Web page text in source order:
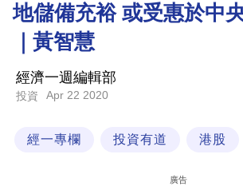
商
科
技
地儲備充裕 或受惠於中
｜黃智慧
經濟一週編輯部
投資 Apr 22 2020
經一專欄 投資有道 港股
廣告